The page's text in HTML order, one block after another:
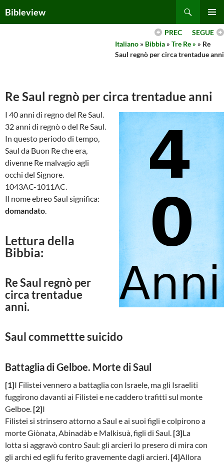
toBibleview
MENU
SEGUE
PREC
Italiano » Bibbia » Tre Re » » Re
Saul regnò per circa trentadue anni
Re Saul regnò per circa trentadue anni
I 40 anni di regno del Re Saul.
32 anni di regnò o del Re Saul.
In questo periodo di tempo,
Saul da Buon Re che era,
divenne Re malvagio agli
occhi del Signore.
1043AC-1011AC.
Il nome ebreo Saul significa:
domandato.
Lettura della
Bibbia:
Re Saul regnò per
circa trentadue
anni.
Saul commettte suicido
Battaglia di Gelboe. Morte di Saul
[1]I Filistei vennero a battaglia con Israele, ma gli Israeliti
fuggirono davanti ai Filistei e ne caddero trafitti sul monte
Gelboe. [2]I
Filistei si strinsero attorno a Saul e ai suoi figli e colpirono a
morte Giònata, Abinadàb e Malkisuà, figli di Saul. [3]La
lotta si aggravò contro Saul: gli arcieri lo presero di mira con
gli archi ed egli fu ferito gravemente dagli arcieri. [4]Allora